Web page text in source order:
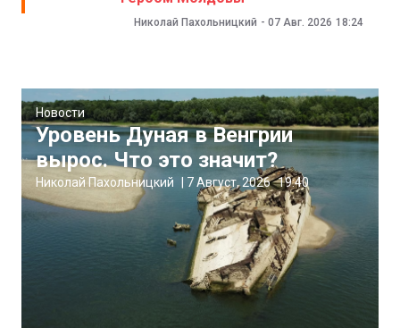
Николай Пахольницкий - 07 Авг. 2026 18:24
Новости
Уровень Дуная в Венгрии
вырос. Что это значит?
Николай Пахольницкий 7 Август, 2026 19:40